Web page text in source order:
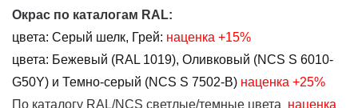
Окрас по каталогам RAL:
цвета: Серый шелк, Грей: наценка +15%
цвета: Бежевый (RAL 1019), Оливковый (NCS S 6010-
G50Y) и Темно-серый (NCS S 7502-B) наценка +25%
По каталогу RAL/NCS светлые/темные цвета наценка